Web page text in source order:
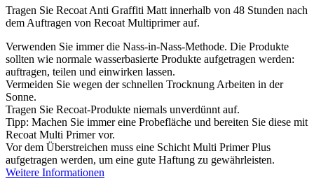
Tragen Sie Recoat Anti Graffiti Matt innerhalb von 48 Stunden nach
dem Auftragen von Recoat Multiprimer auf.
Verwenden Sie immer die Nass-in-Nass-Methode. Die Produkte
sollten wie normale wasserbasierte Produkte aufgetragen werden:
auftragen, teilen und einwirken lassen.
Vermeiden Sie wegen der schnellen Trocknung Arbeiten in der
Sonne.
Tragen Sie Recoat-Produkte niemals unverdünnt auf.
Tipp: Machen Sie immer eine Probefläche und bereiten Sie diese mit
Recoat Multi Primer vor.
Vor dem Überstreichen muss eine Schicht Multi Primer Plus
aufgetragen werden, um eine gute Haftung zu gewährleisten.
Weitere Informationen